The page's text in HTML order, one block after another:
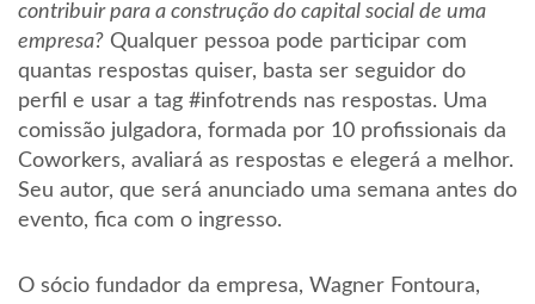
contribuir para a construção do capital social de uma
empresa? Qualquer pessoa pode participar com
quantas respostas quiser, basta ser seguidor do
perfil e usar a tag #infotrends nas respostas. Uma
comissão julgadora, formada por 10 profissionais da
Coworkers, avaliará as respostas e elegerá a melhor.
Seu autor, que será anunciado uma semana antes do
evento, fica com o ingresso.
O sócio fundador da empresa, Wagner Fontoura,